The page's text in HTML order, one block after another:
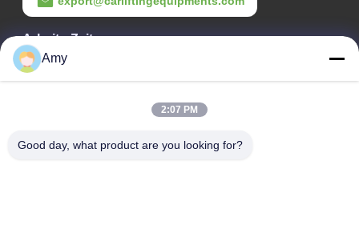
Arbeits-Zeit
09:00-18:00
106. Nationalstraße, Stadtteil Huadu, Stadt Guangzhou
Amy
2:07 PM
Good day, what product are you looking for?